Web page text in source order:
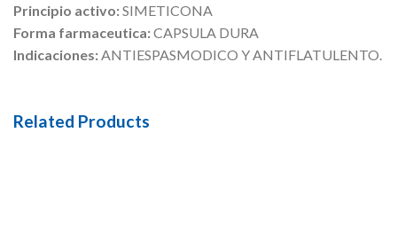
Principio activo:SIMETICONA
Forma farmaceutica:CAPSULA DURA
Indicaciones:ANTIESPASMODICO Y ANTIFLATULENTO.
Related Products